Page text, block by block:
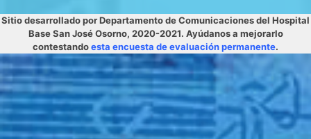
Sitio desarrollado por Departamento de Comunicaciones del Hospital
Base San José Osorno, 2020-2021. Ayúdanos a mejorarlo
contestandoesta encuesta de evaluación permanente.